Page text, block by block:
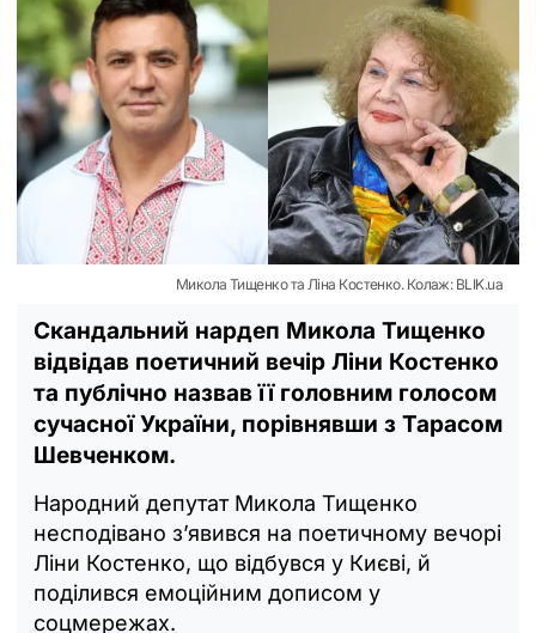
Микола Тищенко та Ліна Костенко. Колаж: BLIK.ua
Скандальний нардеп Микола Тищенко
відвідав поетичний вечір Ліни Костенко
та публічно назвав її головним голосом
сучасної України, порівнявши з Тарасом
Шевченком.
Народний депутат Микола Тищенко
несподівано з’явився на поетичному вечорі
Ліни Костенко, що відбувся у Києві, й
поділився емоційним дописом у
соцмережах.